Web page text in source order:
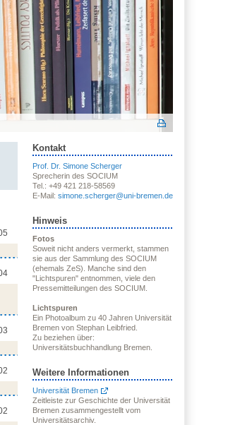
Kontakt
Prof. Dr. Simone Scherger
Sprecherin des SOCIUM
Tel.: +49 421 218-58569
E-Mail: simone.scherger@uni-bremen.de
Hinweis
Fotos
Soweit nicht anders vermerkt, stammen
sie aus der Sammlung des SOCIUM
(ehemals ZeS). Manche sind den
"Lichtspuren" entnommen, viele den
Pressemitteilungen des SOCIUM.
Lichtspuren
Ein Photoalbum zu 40 Jahren Universität
Bremen von Stephan Leibfried.
Zu beziehen über:
Universitätsbuchhandlung Bremen.
Weitere Informationen
Universität Bremen
Zeitleiste zur Geschichte der Universität
Bremen zusammengestellt vom
Universitätsarchiv.